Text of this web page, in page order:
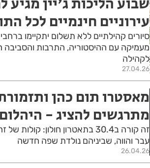
עירוניים חינמיים לכל
סיורים קהילתיים ללא תשלום יתקיימו
מעמיקה עם ההיסטוריה, התרבות והסביבה
לקהילה
27.04.26
מאסטרו תום כהן
מתרגשים להציג - היהלום II: מָטְרוּז'
זה קורה ב30.4 בתאטרון חולון:
עבר והווה, שביניהם נולדת שפה חדשה
26.04.26